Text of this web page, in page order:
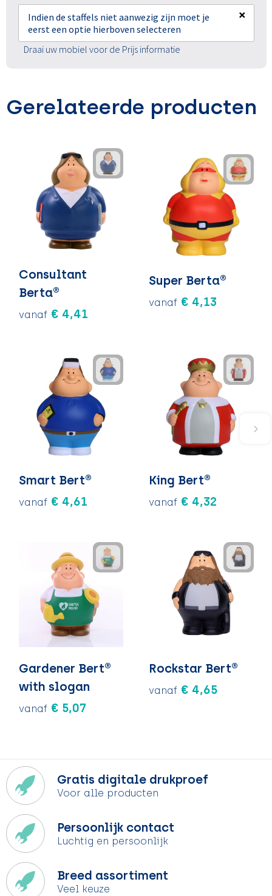
Indien de staffels niet aanwezig zijn moet je
eerst een optie hierboven selecteren
×
Draai uw mobiel voor de Prijs informatie
Gerelateerde producten
Consultant
Berta®
vanaf € 4,41
Super Berta®
vanaf € 4,13
Smart Bert®
vanaf € 4,61
King Bert®
vanaf € 4,32
Gardener Bert®
with slogan
vanaf € 5,07
Rockstar Bert®
vanaf € 4,65
Gratis digitale drukproef
Voor alle producten
Persoonlijk contact
Luchtig en persoonlijk
Breed assortiment
Veel keuze